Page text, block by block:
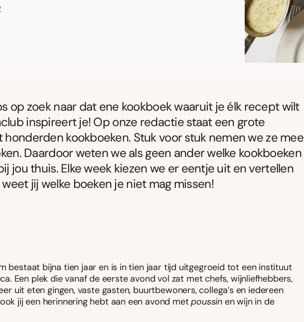
op zoek naar dat ene kookboek waaruit je élk recept wilt
inspireert je! Op onze redactie staat een grote
kookboeken. Stuk voor stuk nemen we ze mee
Daardoor weten we als geen ander welke kookboeken
jou thuis. Elke week kiezen we er eentje uit en vertellen
weet jij welke boeken je niet mag missen!
bestaat bijna tien jaar en is in tien jaar tijd uitgegroeid tot een instituut
Een plek die vanaf de eerste avond vol zat met chefs, wijnliefhebbers,
uit eten gingen, vaste gasten, buurtbewoners, collega’s en iedereen
jij een herinnering hebt aan een avond metpoussin en wijn in de